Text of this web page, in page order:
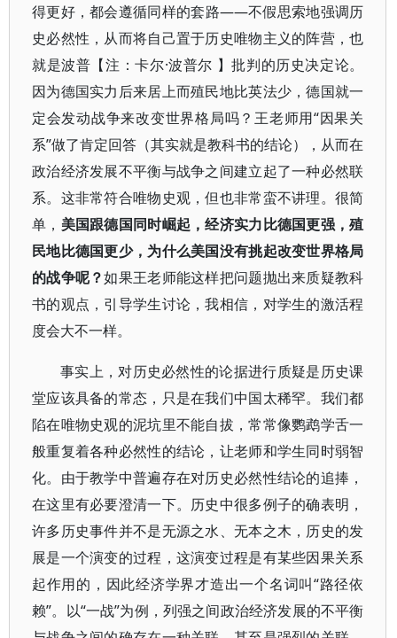
得更好，都会遵循同样的套路——不假思索地强调历
史必然性，从而将自己置于历史唯物主义的阵营，也
就是波普【注：卡尔·波普尔 】批判的历史决定论。
因为德国实力后来居上而殖民地比英法少，德国就一
定会发动战争来改变世界格局吗？王老师用“因果关
系”做了肯定回答（其实就是教科书的结论），从而在
政治经济发展不平衡与战争之间建立起了一种必然联
系。这非常符合唯物史观，但也非常蛮不讲理。很简
单， 美国跟德国同时崛起，经济实力比德国更强，殖
民地比德国更少，为什么美国没有挑起改变世界格局
的战争呢？如果王老师能这样把问题抛出来质疑教科
书的观点，引导学生讨论，我相信，对学生的激活程
度会大不一样。
事实上，对历史必然性的论据进行质疑是历史课
堂应该具备的常态，只是在我们中国太稀罕。我们都
陷在唯物史观的泥坑里不能自拔，常常像鹦鹉学舌一
般重复着各种必然性的结论，让老师和学生同时弱智
化。由于教学中普遍存在对历史必然性结论的追捧，
在这里有必要澄清一下。历史中很多例子的确表明，
许多历史事件并不是无源之水、无本之木，历史的发
展是一个演变的过程，这演变过程是有某些因果关系
起作用的，因此经济学界才造出一个名词叫“路径依
赖”。以“一战”为例，列强之间政治经济发展的不平衡